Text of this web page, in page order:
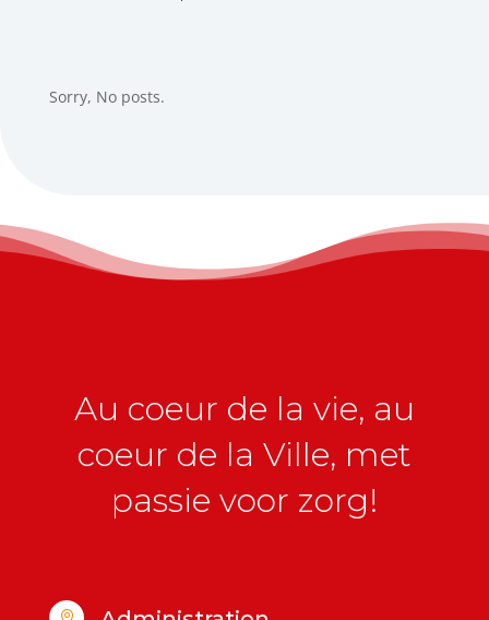
Sorry, No posts.
Au coeur de la vie, au
coeur de la Ville, met
passie voor zorg!